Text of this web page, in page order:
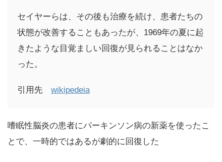
セイヤーらは、その後も治療を続け、患者たちの
状態が改善することもあったが、1969年の夏に起
きたような目覚ましい回復が見られることはなか
った。
引用先 wikipedeia
嗜眠性脳炎の患者にパーキンソン病の新薬を使ったこ
とで、一時的ではあるが劇的に回復した